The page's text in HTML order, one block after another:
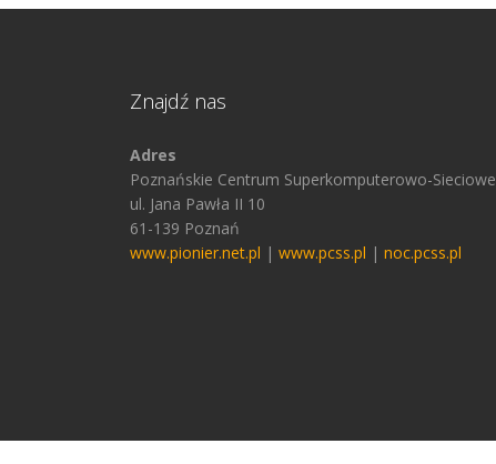
Znajdź nas
Adres
Poznańskie Centrum Superkomputerowo-Sieciowe
ul. Jana Pawła II 10
61-139 Poznań
www.pionier.net.pl | www.pcss.pl | noc.pcss.pl